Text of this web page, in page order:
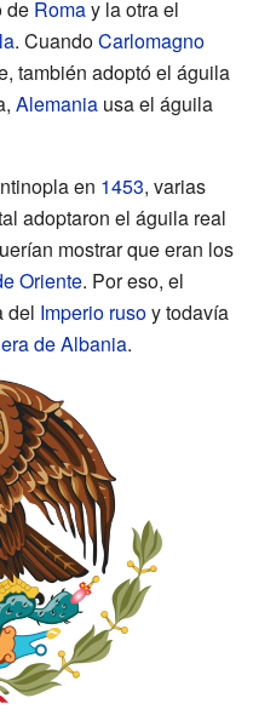
de Romay la otra el
. CuandoCarlomagno
también adoptó el águila
Alemania usa el águila
en 1453, varias
adoptaron el águila real
mostrar que eran los
Oriente. Por eso, el
del Imperio rusoy todavía
de Albania.